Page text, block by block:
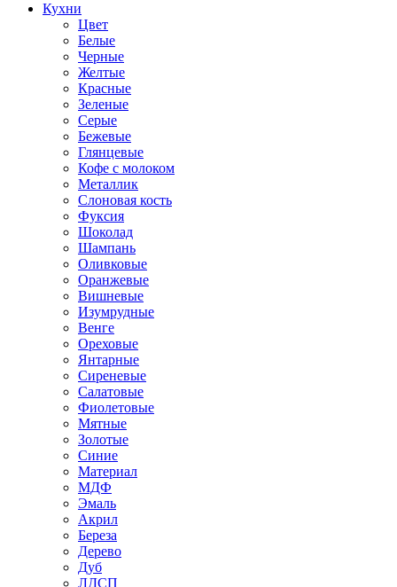
Кухни
Цвет
Белые
Черные
Желтые
Красные
Зеленые
Серые
Бежевые
Глянцевые
Кофе с молоком
Металлик
Слоновая кость
Фуксия
Шоколад
Шампань
Оливковые
Оранжевые
Вишневые
Изумрудные
Венге
Ореховые
Янтарные
Сиреневые
Салатовые
Фиолетовые
Мятные
Золотые
Синие
Материал
МДФ
Эмаль
Акрил
Береза
Дерево
Дуб
ЛДСП